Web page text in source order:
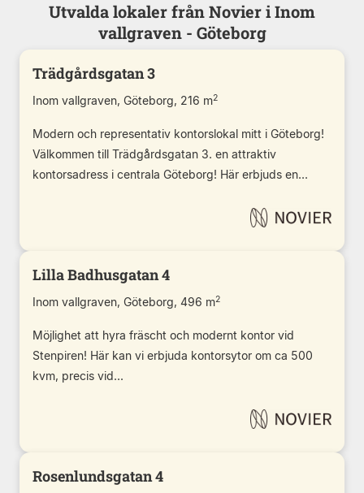
Utvalda lokaler från Novier i Inom
vallgraven - Göteborg
Trädgårdsgatan 3
Inom vallgraven, Göteborg, 216 m2
Modern och representativ kontorslokal mitt i Göteborg!
Välkommen till Trädgårdsgatan 3. en attraktiv
kontorsadress i centrala Göteborg! Här erbjuds en...
Lilla Badhusgatan 4
Inom vallgraven, Göteborg, 496 m2
Möjlighet att hyra fräscht och modernt kontor vid
Stenpiren! Här kan vi erbjuda kontorsytor om ca 500
kvm, precis vid...
Rosenlundsgatan 4